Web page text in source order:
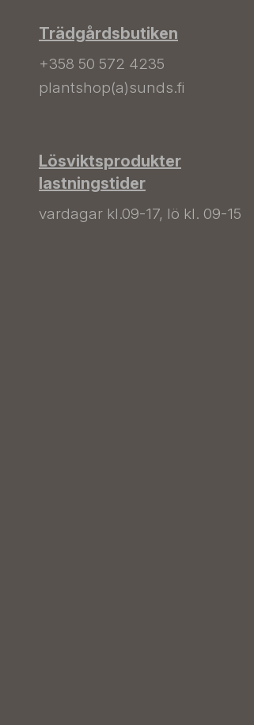
Trädgårdsbutiken
+358 50 572 4235
plantshop(a)sunds.fi
Lösviktsprodukter
lastningstider
vardagar kl.09-17, lö kl. 09-15